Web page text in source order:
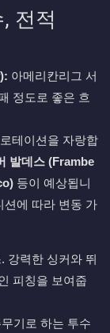
전적
아메리칸리그 서
정도로 좋은 흐
테이션을 자랑합
발데스 (Frambe
등이 예상됩니
션에 따라 변동 가
강력한 싱커와 뛰
피칭을 보여줍
기로 하는 투수